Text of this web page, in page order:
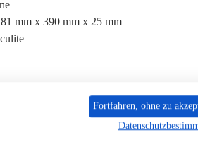
mm x 390 mm x 25 mm
Fortfahren, ohne zu